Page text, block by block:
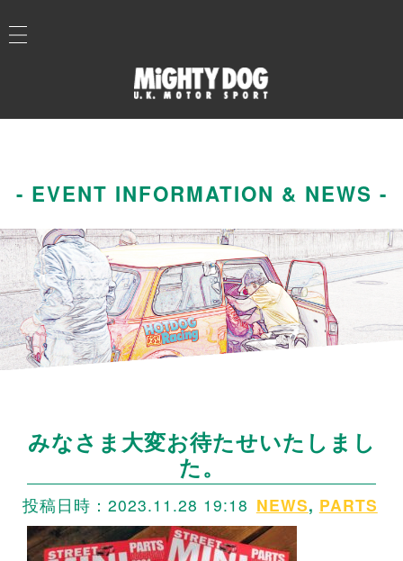
- EVENT INFORMATION & NEWS -
みなさま大変お待たせいたしまし
た。
投稿日時：2023.11.28 19:18 NEWS, PARTS